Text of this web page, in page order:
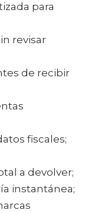
para
revisar
de recibir
fiscales;
a devolver;
instantánea;